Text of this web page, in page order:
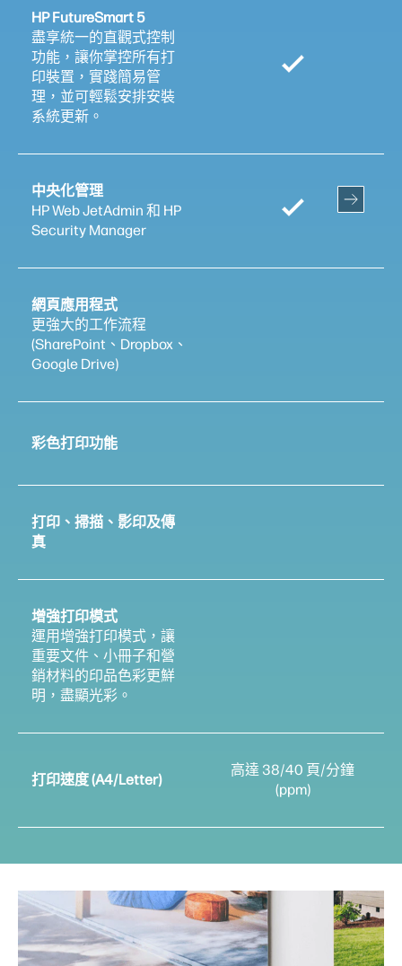
HP FutureSmart 5
盡享統一的直觀式控制
功能，讓你掌控所有打
印裝置，實踐簡易管
理，並可輕鬆安排安裝
系統更新。
中央化管理
HP Web JetAdmin 和 HP
Security Manager
網頁應用程式
更強大的工作流程
(SharePoint、Dropbox、
Google Drive)
彩色打印功能
打印、掃描、影印及傳
真
增強打印模式
運用增強打印模式，讓
重要文件、小冊子和營
銷材料的印品色彩更鮮
明，盡顯光彩。
打印速度 (A4/Letter)
高達 38/40 頁/分鐘
(ppm)